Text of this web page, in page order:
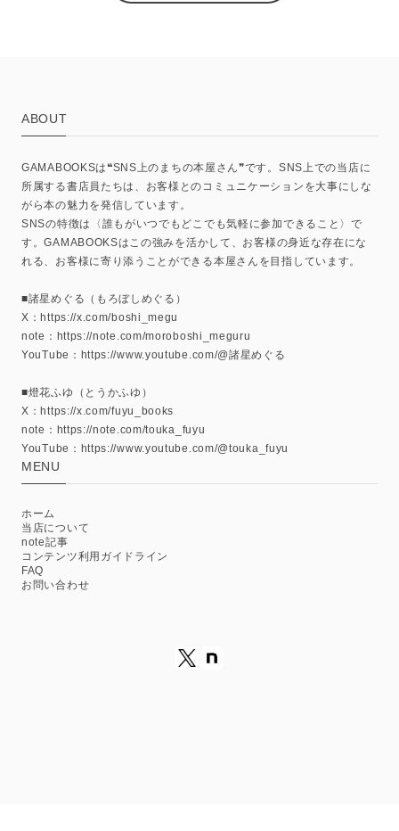
ABOUT
GAMABOOKSは❝SNS上のまちの本屋さん❞です。SNS上での当店に
所属する書店員たちは、お客様とのコミュニケーションを大事にしな
がら本の魅力を発信しています。
SNSの特徴は〈誰もがいつでもどこでも気軽に参加できること〉で
す。GAMABOOKSはこの強みを活かして、お客様の身近な存在にな
れる、お客様に寄り添うことができる本屋さんを目指しています。
■諸星めぐる（もろぼしめぐる）
X：https://x.com/boshi_megu
note：https://note.com/moroboshi_meguru
YouTube：https://www.youtube.com/@諸星めぐる
■燈花ふゆ（とうかふゆ）
X：https://x.com/fuyu_books
note：https://note.com/touka_fuyu
YouTube：https://www.youtube.com/@touka_fuyu
MENU
ホーム
当店について
note記事
コンテンツ利用ガイドライン
FAQ
お問い合わせ